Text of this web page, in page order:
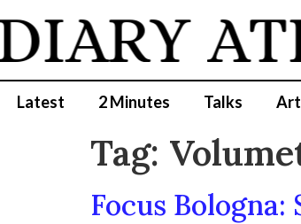
Latest 2 Minutes Talks
Tag:
Focus